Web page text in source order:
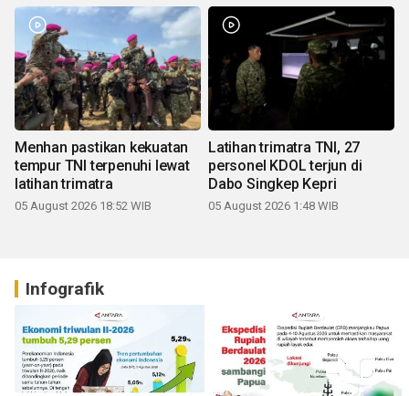
Menhan pastikan kekuatan
tempur TNI terpenuhi lewat
latihan trimatra
05 August 2026 18:52 WIB
Latihan trimatra TNI, 27
personel KDOL terjun di
Dabo Singkep Kepri
05 August 2026 1:48 WIB
Infografik